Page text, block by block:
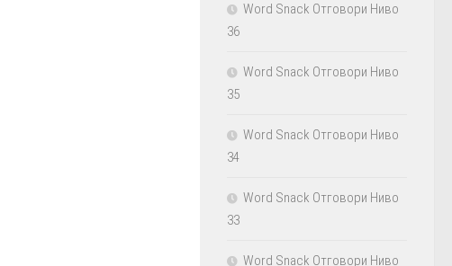
Word Snack Отговори Ниво
36
Word Snack Отговори Ниво
35
Word Snack Отговори Ниво
34
Word Snack Отговори Ниво
33
Word Snack Отговори Ниво